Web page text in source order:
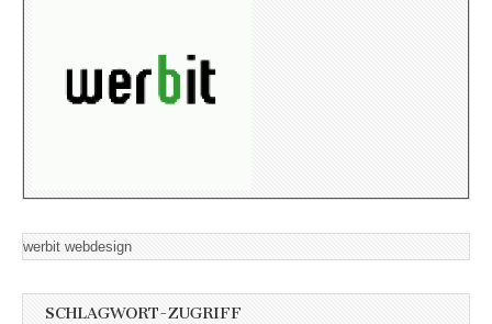
werbit webdesign
SCHLAGWORT-ZUGRIFF